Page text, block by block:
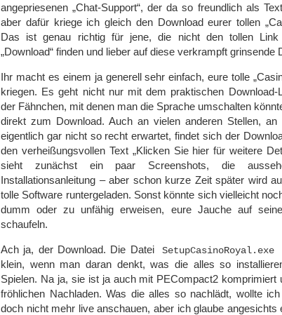
angepriesenen „Chat-Support“, der da so freundlich als
aber dafür kriege ich gleich den Download eurer tollen
Das ist genau richtig für jene, die nicht den tollen
„Download“ finden und lieber auf diese verkrampft grinsende
Ihr macht es einem ja generell sehr einfach, eure tolle
kriegen. Es geht nicht nur mit dem praktischen Download-
der Fähnchen, mit denen man die Sprache umschalten
direkt zum Download. Auch an vielen anderen Stellen, an
eigentlich gar nicht so recht erwartet, findet sich der
den verheißungsvollen Text „Klicken Sie hier für weitere
sieht zunächst ein paar Screenshots, die
Installationsanleitung – aber schon kurze Zeit später wird
tolle Software runtergeladen. Sonst könnte sich vielleicht
dumm oder zu unfähig erweisen, eure Jauche auf
schaufeln.
Ach ja, der Download. Die Datei SetupCasinoRoyal.exe
klein, wenn man daran denkt, was die alles so
Spielen. Na ja, sie ist ja auch mit PECompact2 komprimiert
fröhlichen Nachladen. Was die alles so nachlädt, wollte
doch nicht mehr live anschauen, aber ich glaube angesichts